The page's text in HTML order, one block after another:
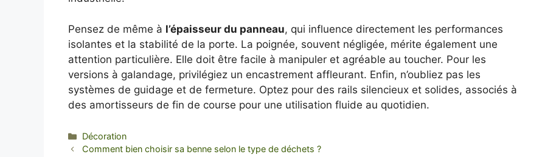
Pensez de même à l’épaisseur du panneau, qui influence directement les performances
isolantes et la stabilité de la porte. La poignée, souvent négligée, mérite également une
attention particulière. Elle doit être facile à manipuler et agréable au toucher. Pour les
versions à galandage, privilégiez un encastrement affleurant. Enfin, n’oubliez pas les
systèmes de guidage et de fermeture. Optez pour des rails silencieux et solides, associés à
des amortisseurs de fin de course pour une utilisation fluide au quotidien.
Categories
Décoration
Comment bien choisir sa benne selon le type de déchets ?